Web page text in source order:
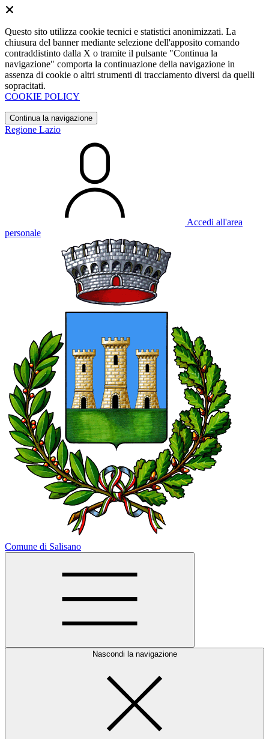
Questo sito utilizza cookie tecnici e statistici anonimizzati. La
chiusura del banner mediante selezione dell'apposito comando
contraddistinto dalla X o tramite il pulsante "Continua la
navigazione" comporta la continuazione della navigazione in
assenza di cookie o altri strumenti di tracciamento diversi da quelli
sopracitati.
COOKIE POLICY
Continua la navigazione
Regione Lazio
Accedi all'area
personale
Comune di Salisano
Nascondi la navigazione